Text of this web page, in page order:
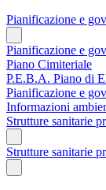
Pianificazione e
Pianificazione e
Piano Cimiteriale
P.E.B.A. Piano di
Pianificazione e
Informazioni
Strutture sanitarie
Strutture sanitarie